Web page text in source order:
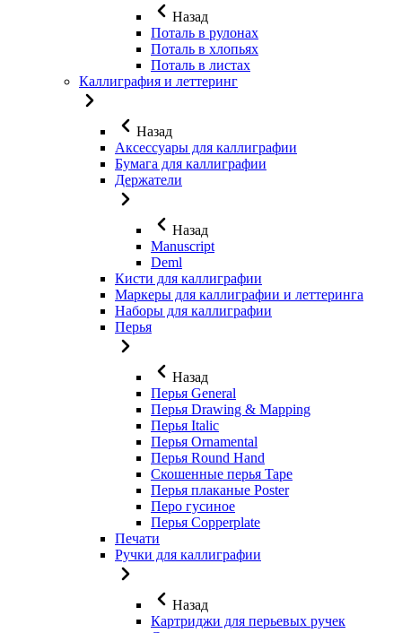
Назад
Поталь в рулонах
Поталь в хлопьях
Поталь в листах
Каллиграфия и леттеринг
Назад
Аксессуары для каллиграфии
Бумага для каллиграфии
Держатели
Назад
Manuscript
Deml
Кисти для каллиграфии
Маркеры для каллиграфии и леттеринга
Наборы для каллиграфии
Перья
Назад
Перья General
Перья Drawing & Mapping
Перья Italic
Перья Ornamental
Перья Round Hand
Скошенные перья Tape
Перья плаканые Poster
Перо гусиное
Перья Copperplate
Печати
Ручки для каллиграфии
Назад
Картриджи для перьевых ручек